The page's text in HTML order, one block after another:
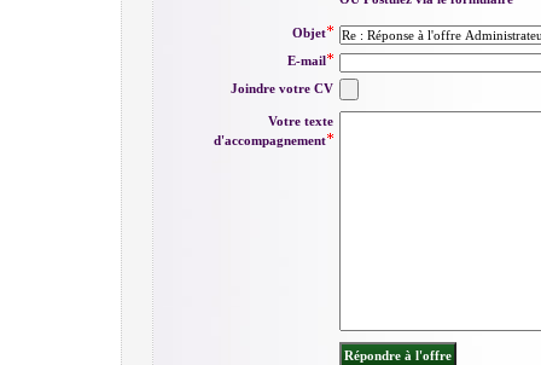
Objet
E-mail
Joindre votre CV
Votre texte
d'accompagnement